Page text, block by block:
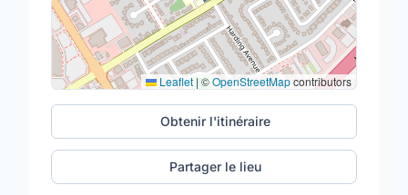
Leaflet | ©OpenStreetMapcontributors
Obtenir l'itinéraire
Partager le lieu